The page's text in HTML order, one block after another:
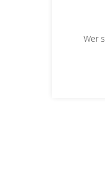
Wer